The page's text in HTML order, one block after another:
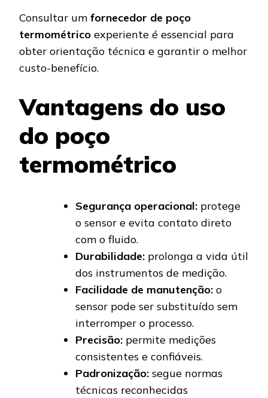
Consultar um fornecedor de poço
termométrico experiente é essencial para
obter orientação técnica e garantir o melhor
custo-benefício.
Vantagens do uso
do poço
termométrico
Segurança operacional: protege
o sensor e evita contato direto
com o fluido.
Durabilidade: prolonga a vida útil
dos instrumentos de medição.
Facilidade de manutenção: o
sensor pode ser substituído sem
interromper o processo.
Precisão: permite medições
consistentes e confiáveis.
Padronização: segue normas
técnicas reconhecidas